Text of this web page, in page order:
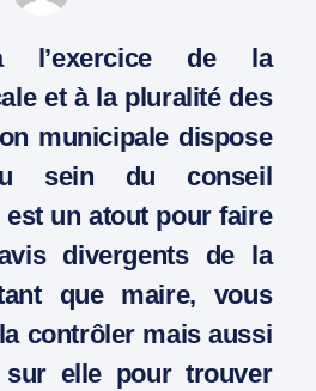
l’exercice de la
et à la pluralité des
municipale dispose
sein du conseil
un atout pour faire
divergents de la
que maire, vous
contrôler mais aussi
sur elle pour trouver